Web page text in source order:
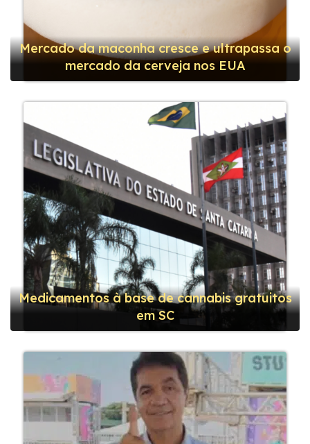
Mercado da maconha cresce e ultrapassa o
mercado da cerveja nos EUA
Medicamentos à base de cannabis gratuitos
em SC